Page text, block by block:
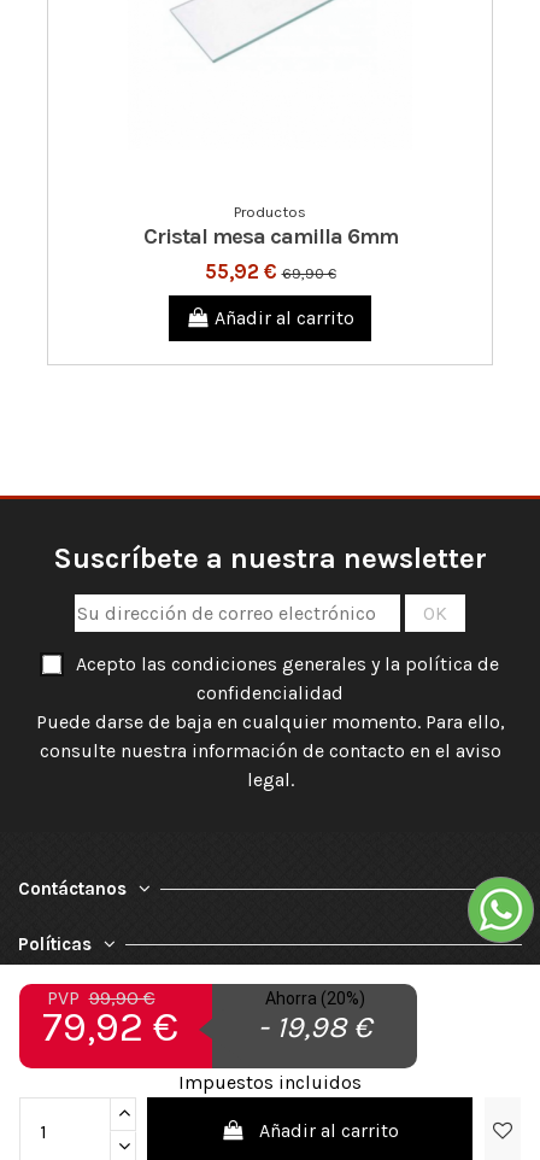
PVP99,90 €
79,92 €
Ahorra (20%)
- 19,98 €
Impuestos incluidos
Añadir al carrito
Productos
Cristal mesa camilla 6mm
55,92 €69,90 €
Añadir al carrito
Suscríbete a nuestra newsletter
Acepto las condiciones generales y la política de
confidencialidad
Puede darse de baja en cualquier momento. Para ello,
consulte nuestra información de contacto en el aviso
legal.
Contáctanos
Políticas
Nuestra Empresa